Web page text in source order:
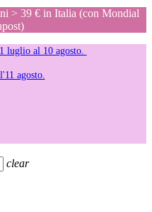
> 39 € in Italia (con Mondial
luglio al 10 agosto.
agosto.
clear